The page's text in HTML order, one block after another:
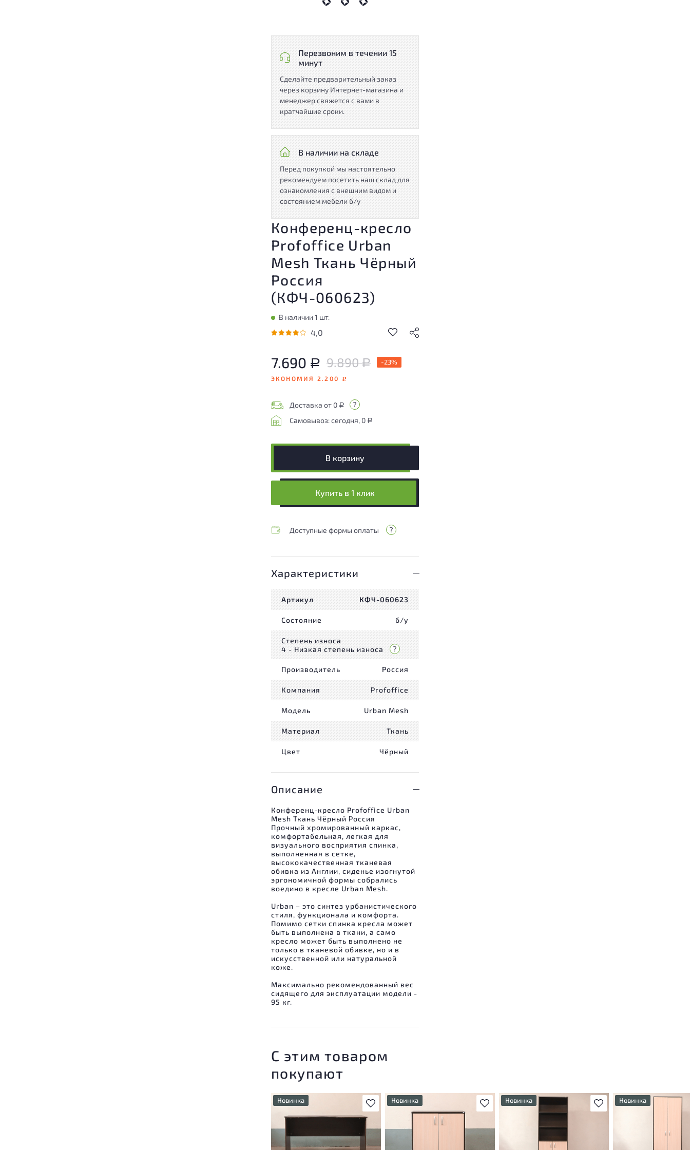
Перезвоним в течении 15
минут
Сделайте предварительный заказ
через корзину Интернет-магазина и
менеджер свяжется с вами в
кратчайшие сроки.
В наличии на складе
Перед покупкой мы настоятельно
рекомендуем посетить наш склад для
ознакомления с внешним видом и
состоянием мебели б/у
Конференц-кресло
Profoffice Urban
Mesh Ткань Чёрный
Россия
(КФЧ-060623)
В наличии 1 шт.
4,0
7.690 Р 9.890Р -23%
ЭКОНОМИЯ 2.200 Р
Доставка от 0 Р
Самовывоз: сегодня, 0 Р
В корзину
Купить в 1 клик
Доступные формы оплаты
Характеристики
Артикул КФЧ-060623
Состояние б/у
Степень износа
4 - Низкая степень износа
Производитель Россия
Компания Profoffice
Модель Urban Mesh
Материал Ткань
Цвет Чёрный
Описание
Конференц-кресло Profoffice Urban
Mesh Ткань Чёрный Россия
Прочный хромированный каркас,
комфортабельная, легкая для
визуального восприятия спинка,
выполненная в сетке,
высококачественная тканевая
обивка из Англии, сиденье изогнутой
эргономичной формы собрались
воедино в кресле Urban Mesh.
Urban – это синтез урбанистического
стиля, функционала и комфорта.
Помимо сетки спинка кресла может
быть выполнена в ткани, а само
кресло может быть выполнено не
только в тканевой обивке, но и в
искусственной или натуральной
коже.
Максимально рекомендованный вес
сидящего для эксплуатации модели -
95 кг.
С этим товаром
покупают
В избранное
Новинка
У товара присутствуют
незначительные следы
эксплуатации, не влияющие
на удобство его
использования
В избранное
Новинка
У товара присутствуют
незначительные следы
эксплуатации, не влияющие
на удобство его
В избранное
Новинка
эксплуатации, не влияющие
использования
Новинка
эксплуатации, не
на удобство его